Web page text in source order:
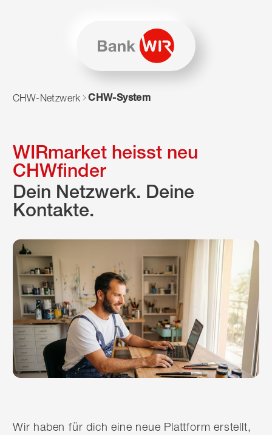
Zum Navigieren dieser Seite wird JavaScript benötigt.
CHW-Netzwerk CHW-System
WIRmarket heisst neu
CHWfinder
Dein Netzwerk. Deine
Kontakte.
Wir haben für dich eine neue Plattform erstellt,